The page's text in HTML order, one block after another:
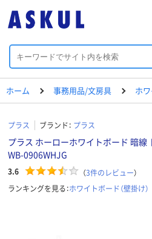
ホーム 事務用品/文房具 ホ
プラス ブランド： プラス
プラス ホーローホワイトボード 暗
WB-0906WHJG
3.6 （3件のレビュー）
ランキングを見る：ホワイトボード（壁掛け）